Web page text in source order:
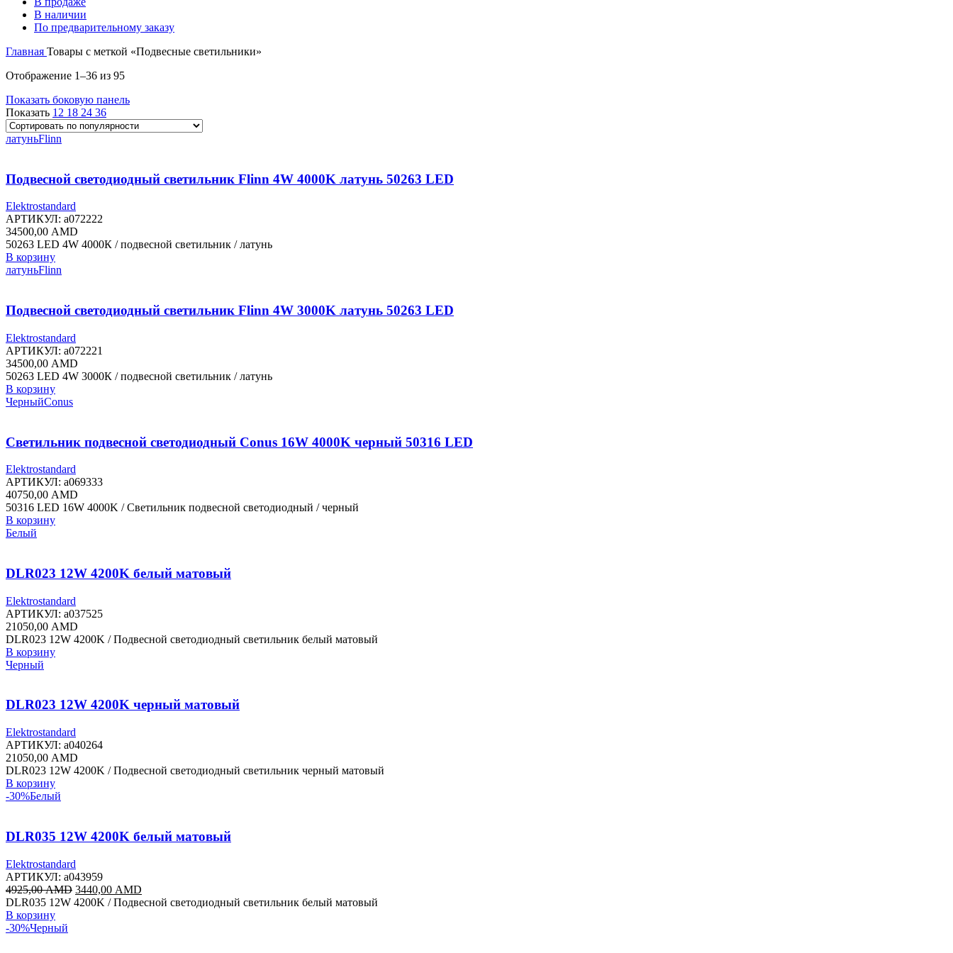
В наличии
По предварительному заказу
Главная Товары с меткой «Подвесные светильники»
Отображение 1–36 из 95Сортировка:
популярности
Показать боковую панель
Показать 12 18 24 36
латуньFlinn
Подвесной светодиодный светильник Flinn 4W 4000K латунь 50263 LED
Elektrostandard
АРТИКУЛ: a072222
34500,00 AMD
50263 LED 4W 4000К / подвесной светильник / латунь
В корзину
латуньFlinn
Подвесной светодиодный светильник Flinn 4W 3000K латунь 50263 LED
Elektrostandard
АРТИКУЛ: a072221
34500,00 AMD
50263 LED 4W 3000К / подвесной светильник / латунь
В корзину
ЧерныйConus
Светильник подвесной светодиодный Conus 16W 4000K черный 50316 LED
Elektrostandard
АРТИКУЛ: a069333
40750,00 AMD
50316 LED 16W 4000K / Светильник подвесной светодиодный / черный
В корзину
Белый
DLR023 12W 4200K белый матовый
Elektrostandard
АРТИКУЛ: a037525
21050,00 AMD
DLR023 12W 4200K / Подвесной светодиодный светильник белый матовый
В корзину
Черный
DLR023 12W 4200K черный матовый
Elektrostandard
АРТИКУЛ: a040264
21050,00 AMD
DLR023 12W 4200K / Подвесной светодиодный светильник черный матовый
В корзину
-30%Белый
DLR035 12W 4200K белый матовый
Elektrostandard
АРТИКУЛ: a043959
4925,00AMD Первоначальная
цена
3440,00 AMD
цена:
DLR035 12W 4200K / Подвесной светодиодный светильник белый матовый
В корзину
-30%Черный